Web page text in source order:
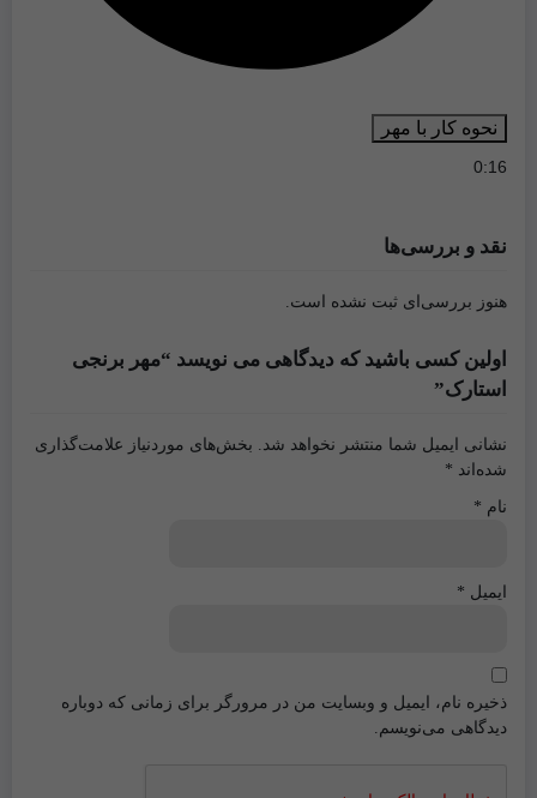
نحوه کار با مهر
0:16
نقد و بررسی‌ها
هنوز بررسی‌ای ثبت نشده است.
اولین کسی باشید که دیدگاهی می نویسد “مهر برنجی
استارک”
نشانی ایمیل شما منتشر نخواهد شد. بخش‌های موردنیاز علامت‌گذاری
شده‌اند *
نام *
ایمیل *
ذخیره نام، ایمیل و وبسایت من در مرورگر برای زمانی که دوباره
دیدگاهی می‌نویسم.